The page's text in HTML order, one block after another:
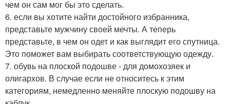
чем он сам мог бы это сделать.
6. если вы хотите найти достойного избранника,
представьте мужчину своей мечты. А теперь
представьте, в чем он одет и как выглядит его спутница.
Это поможет вам выбирать соответствующую одежду.
7. обувь на плоской подошве - для домохозяек и
олигархов. В случае если не относитесь к этим
категориям, немедленно меняйте плоскую подошву на